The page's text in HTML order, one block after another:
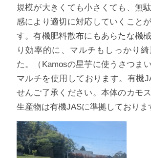
規模が大きくても小さくても、無
感により適切に対応していくこと
す。有機肥料散布にもあらたな機
り効率的に、マルチもしっかり
た。（Kamosの星芋に使うさつま
マルチを使用しております。有機
せんご了承ください。本体のカモ
生産物は有機JASに準拠しておりま